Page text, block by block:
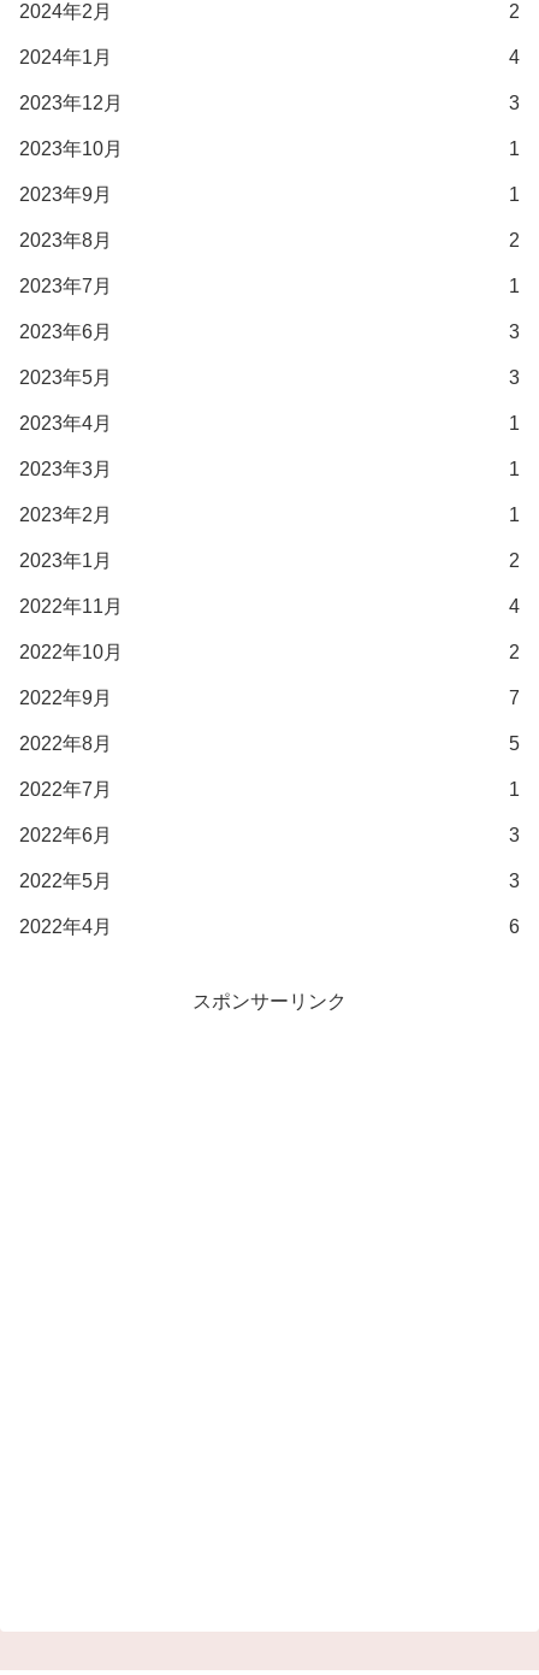
2024年2月 2
2024年1月 4
2023年12月 3
2023年10月 1
2023年9月 1
2023年8月 2
2023年7月 1
2023年6月 3
2023年5月 3
2023年4月 1
2023年3月 1
2023年2月 1
2023年1月 2
2022年11月 4
2022年10月 2
2022年9月 7
2022年8月 5
2022年7月 1
2022年6月 3
2022年5月 3
2022年4月 6
スポンサーリンク